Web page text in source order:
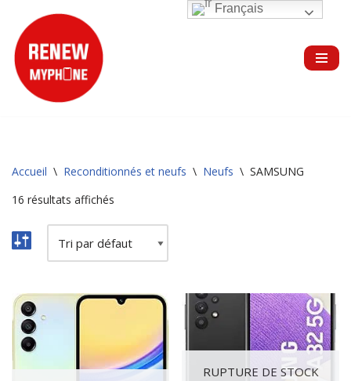
Aller
au
contenu
Accueil \ Reconditionnés et neufs \ Neufs \ SAMSUNG
16 résultats affichés
RUPTURE DE STOCK
Français